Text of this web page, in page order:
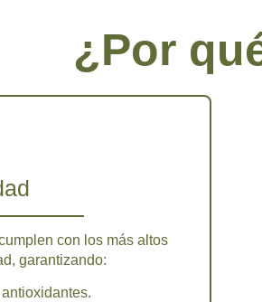
¿Por
con los más altos
garantizando: